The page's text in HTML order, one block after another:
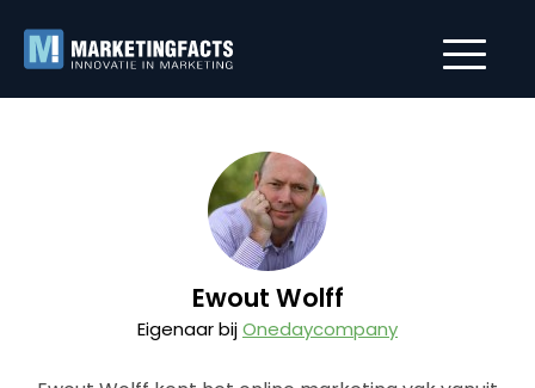
Ewout Wolff
Eigenaar bijOnedaycompany